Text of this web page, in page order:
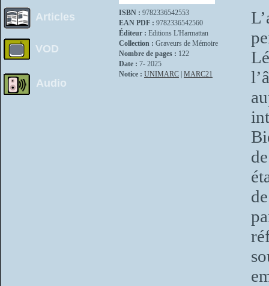
Articles
VOD
Audio
ISBN : 9782336542553
EAN PDF : 9782336542560
Éditeur : Editions L'Harmattan
Collection : Graveurs de Mémoire
Nombre de pages : 122
Date : 7- 2025
Notice : UNIMARC MARC21